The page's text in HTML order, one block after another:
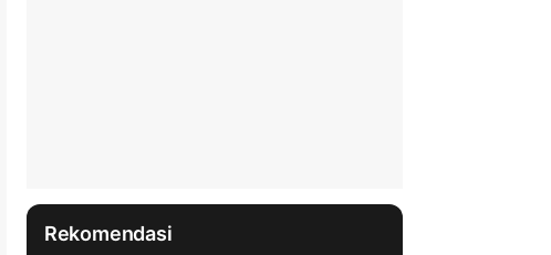
Rekomendasi